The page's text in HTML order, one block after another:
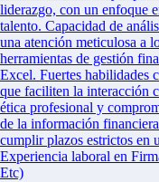
liderazgo, con un enfoque
talento. Capacidad de
una atención meticulosa a
herramientas de gestión
Excel. Fuertes habilidades
que faciliten la interacción
ética profesional y
de la información
cumplir plazos estrictos en
Experiencia laboral en
Etc)